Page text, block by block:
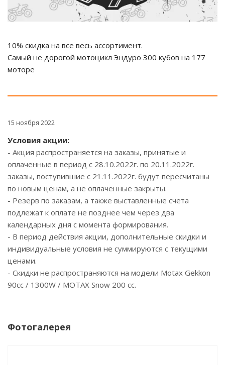
10% скидка на все весь ассортимент.
Самый не дорогой мотоцикл Эндуро 300 кубов на 177
моторе
15 ноября 2022
Условия акции:
- Акция распространяется на заказы, принятые и
оплаченные в период с 28.10.2022г. по 20.11.2022г.
заказы, поступившие c 21.11.2022г. будут пересчитаны
по новым ценам, а не оплаченные закрыты.
- Резерв по заказам, а также выставленные счета
подлежат к оплате не позднее чем через два
календарных дня с момента формирования.
- В период действия акции, дополнительные скидки и
индивидуальные условия не суммируются с текущими
ценами.
- Скидки не распространяются на модели Motax Gekkon
90сс / 1300W / MOTAX Snow 200 cc.
Фотогалерея